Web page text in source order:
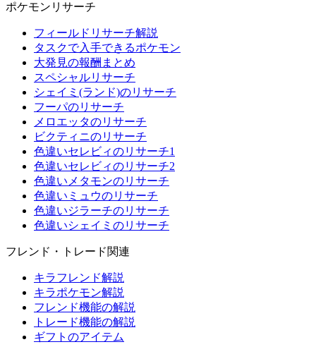
ポケモンリサーチ
フィールドリサーチ解説
タスクで入手できるポケモン
大発見の報酬まとめ
スペシャルリサーチ
シェイミ(ランド)のリサーチ
フーパのリサーチ
メロエッタのリサーチ
ビクティニのリサーチ
色違いセレビィのリサーチ1
色違いセレビィのリサーチ2
色違いメタモンのリサーチ
色違いミュウのリサーチ
色違いジラーチのリサーチ
色違いシェイミのリサーチ
フレンド・トレード関連
キラフレンド解説
キラポケモン解説
フレンド機能の解説
トレード機能の解説
ギフトのアイテム